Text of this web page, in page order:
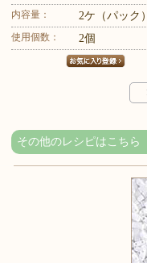
内容量： 2ケ（パック）
使用個数： 2個
その他のレシピはこちら